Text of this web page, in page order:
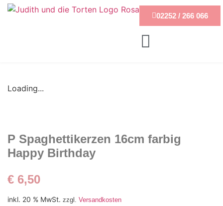
02252 / 266 066
Loading...
P Spaghettikerzen 16cm farbig
Happy Birthday
€ 6,50
inkl. 20 % MwSt. zzgl. Versandkosten